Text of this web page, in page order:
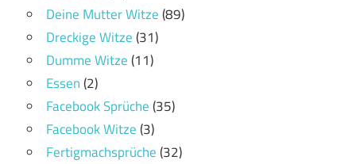
Deine Mutter Witze(89)
Dreckige Witze(31)
Dumme Witze(11)
Essen(2)
Facebook Sprüche(35)
Facebook Witze(3)
Fertigmachsprüche(32)